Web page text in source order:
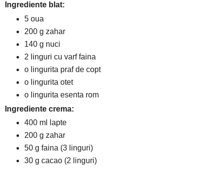
Ingrediente blat:
5 oua
200 g zahar
140 g nuci
2 linguri cu varf faina
o lingurita praf de copt
o lingurita otet
o lingurita esenta rom
Ingrediente crema:
400 ml lapte
200 g zahar
50 g faina (3 linguri)
30 g cacao (2 linguri)